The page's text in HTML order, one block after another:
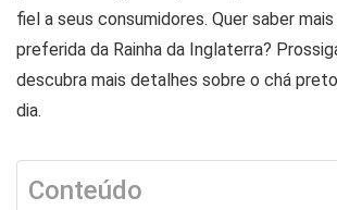
fiel a seus consumidores. Quer saber
preferida da Rainha da Inglaterra?
descubra mais detalhes sobre o chá
dia.
Conteúdo